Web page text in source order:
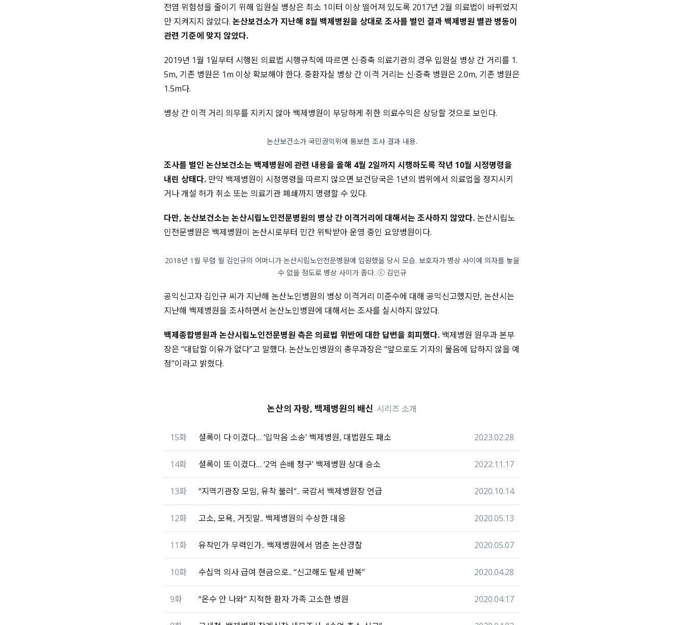
전염 위험성을 줄이기 위해 입원실 병상은 최소 1미터 이상 떨어져 있도록 2017년 2월 의료법이 바뀌었지
만 지켜지지 않았다. 논산보건소가 지난해 8월 백제병원을 상대로 조사를 벌인 결과 백제병원 별관 병동이
관련 기준에 맞지 않았다.
2019년 1월 1일부터 시행된 의료법 시행규칙에 따르면 신·증축 의료기관의 경우 입원실 병상 간 거리를 1.
5m, 기존 병원은 1m 이상 확보해야 한다. 중환자실 병상 간 이격 거리는 신·증축 병원은 2.0m, 기존 병원은
1.5m다.
병상 간 이격 거리 의무를 지키지 않아 백제병원이 부당하게 취한 의료수익은 상당할 것으로 보인다.
논산보건소가 국민권익위에 통보한 조사 결과 내용.
조사를 벌인 논산보건소는 백제병원에 관련 내용을 올해 4월 2일까지 시행하도록 작년 10월 시정명령을
내린 상태다. 만약 백제병원이 시정명령을 따르지 않으면 보건당국은 1년의 범위에서 의료업을 정지시키
거나 개설 허가 취소 또는 의료기관 폐쇄까지 명령할 수 있다.
다만, 논산보건소는 논산시립노인전문병원의 병상 간 이격거리에 대해서는 조사하지 않았다. 논산시립노
인전문병원은 백제병원이 논산시로부터 민간 위탁받아 운영 중인 요양병원이다.
2018년 1월 무렵 월 김인규의 어머니가 논산시립노인전문병원에 입원했을 당시 모습. 보호자가 병상 사이에 의자를 놓을
수 없을 정도로 병상 사이가 좁다. ⓒ 김인규
공익신고자 김인규 씨가 지난해 논산노인병원의 병상 이격거리 미준수에 대해 공익신고했지만, 논산시는
지난해 백제병원을 조사하면서 논산노인병원에 대해서는 조사를 실시하지 않았다.
백제종합병원과 논산시립노인전문병원 측은 의료법 위반에 대한 답변을 회피했다. 백제병원 원무과 본부
장은 “대답할 이유가 없다”고 말했다. 논산노인병원의 총무과장은 “앞으로도 기자의 물음에 답하지 않을 예
정”이라고 밝혔다.
논산의 자랑, 백제병원의 배신 시리즈 소개
15화 셜록이 다 이겼다… ‘입막음 소송’ 백제병원, 대법원도 패소 2023.02.28
14화 셜록이 또 이겼다… ‘2억 손배 청구’ 백제병원 상대 승소 2022.11.17
13화 “지역기관장 모임, 유착 불러“.. 국감서 백제병원장 언급 2020.10.14
12화 고소, 모욕, 거짓말.. 백제병원의 수상한 대응 2020.05.13
11화 유착인가 무력인가.. 백제병원에서 멈춘 논산경찰 2020.05.07
10화 수십억 의사 급여 현금으로.. “신고해도 탈세 반복” 2020.04.28
9화 “온수 안 나와” 지적한 환자 가족 고소한 병원 2020.04.17